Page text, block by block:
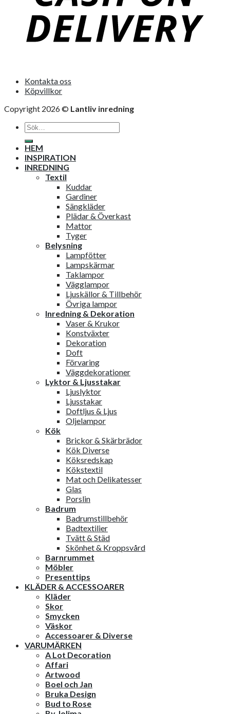
Kontakta oss
Köpvillkor
Copyright 2026 © Lantliv inredning
Sök
efter:
HEM
INSPIRATION
INREDNING
Textil
Kuddar
Gardiner
Sängkläder
Plädar & Överkast
Mattor
Tyger
Belysning
Lampfötter
Lampskärmar
Taklampor
Vägglampor
Ljuskällor & Tillbehör
Övriga lampor
Inredning & Dekoration
Vaser & Krukor
Konstväxter
Dekoration
Doft
Förvaring
Väggdekorationer
Lyktor & Ljusstakar
Ljuslyktor
Ljusstakar
Doftljus & Ljus
Oljelampor
Kök
Brickor & Skärbrädor
Kök Diverse
Köksredskap
Kökstextil
Mat och Delikatesser
Glas
Porslin
Badrum
Badrumstillbehör
Badtextilier
Tvätt & Städ
Skönhet & Kroppsvård
Barnrummet
Möbler
Presenttips
KLÄDER & ACCESSOARER
Kläder
Skor
Smycken
Väskor
Accessoarer & Diverse
VARUMÄRKEN
A Lot Decoration
Affari
Artwood
Boel och Jan
Bruka Design
Bud to Rose